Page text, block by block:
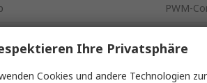
PWM-
Ihre Privatsphäre
Cookies und andere Technologien